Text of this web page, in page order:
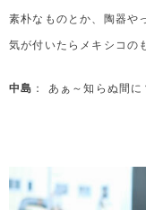
素朴なものとか、陶器や
気が付いたらメキシコの
中島 ： あぁ～知らぬ間に